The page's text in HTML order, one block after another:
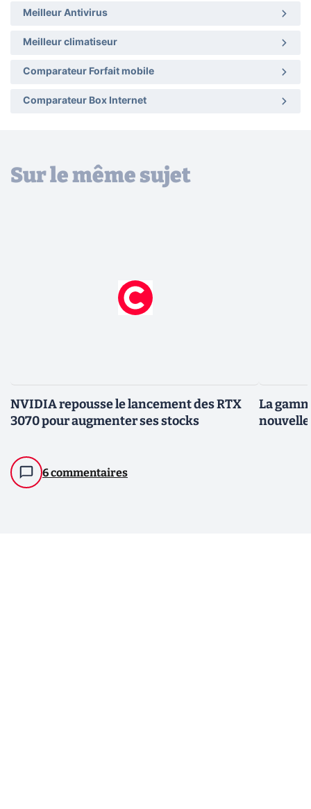
Meilleur Antivirus
Meilleur climatiseur
Comparateur Forfait mobile
Comparateur Box Internet
Sur le même sujet
NVIDIA repousse le lancement des RTX
3070 pour augmenter ses stocks
6 commentaires
La